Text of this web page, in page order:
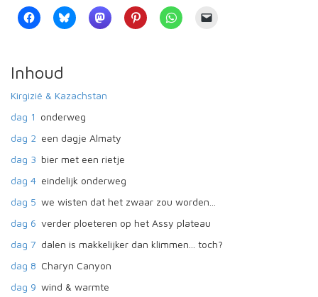
Inhoud
Kirgizië & Kazachstan
dag 1 onderweg
dag 2 een dagje Almaty
dag 3 bier met een rietje
dag 4 eindelijk onderweg
dag 5 we wisten dat het zwaar zou worden...
dag 6 verder ploeteren op het Assy plateau
dag 7 dalen is makkelijker dan klimmen... toch?
dag 8 Charyn Canyon
dag 9 wind & warmte